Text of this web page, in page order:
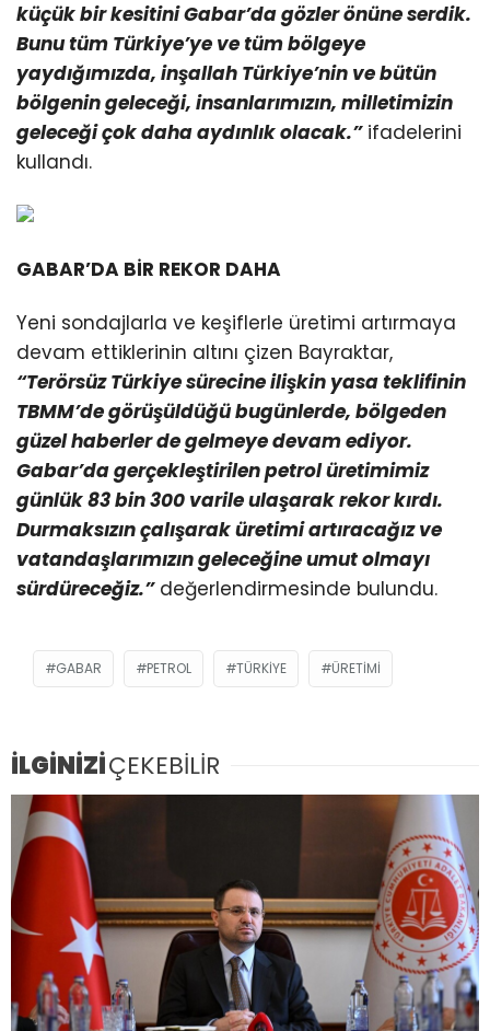
küçük bir kesitini Gabar’da gözler önüne serdik.
Bunu tüm Türkiye’ye ve tüm bölgeye
yaydığımızda, inşallah Türkiye’nin ve bütün
bölgenin geleceği, insanlarımızın, milletimizin
geleceği çok daha aydınlık olacak.”ifadelerini
kullandı.
GABAR’DA BİR REKOR DAHA
Yeni sondajlarla ve keşiflerle üretimi artırmaya
devam ettiklerinin altını çizen Bayraktar,
“Terörsüz Türkiye sürecine ilişkin yasa teklifinin
TBMM’de görüşüldüğü bugünlerde, bölgeden
güzel haberler de gelmeye devam ediyor.
Gabar’da gerçekleştirilen petrol üretimimiz
günlük 83 bin 300 varile ulaşarak rekor kırdı.
Durmaksızın çalışarak üretimi artıracağız ve
vatandaşlarımızın geleceğine umut olmayı
sürdüreceğiz.”değerlendirmesinde bulundu.
GABAR PETROL TÜRKIYE ÜRETIMI
İLGİNİZİÇEKEBİLİR